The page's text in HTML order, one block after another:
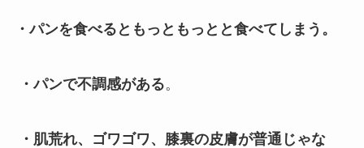
・パンを食べるともっともっとと食べてしまう。
・パンで不調感がある。
・肌荒れ、ゴワゴワ、膝裏の皮膚が普通じゃな